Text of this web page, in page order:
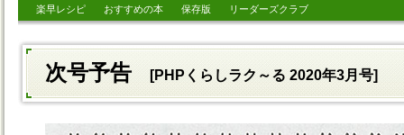
楽早レシピ おすすめの本 保存版 リーダーズクラブ
次号予告 [PHPくらしラク～る 2020年3月号]